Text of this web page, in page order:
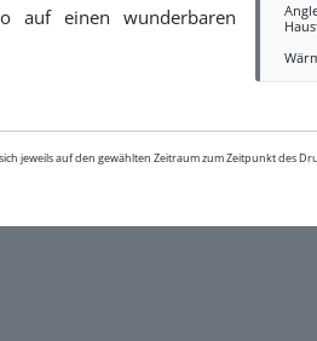
auf einen wunderbaren
jeweils auf den gewählten Zeitraum zum Zeitpunkt des